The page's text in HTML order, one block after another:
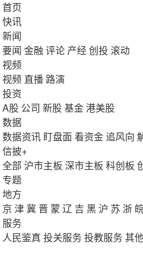
首页
快讯
新闻
要闻 金融 评论 产经创投 滚动
视频
视频 直播 路演
投资
A股 公司 新股基金港美股
数据
数据资讯 盯盘面看资金追风向
信披+
全部 沪市主板 深市主板 科创板
专题
地方
京 津冀 晋 蒙 辽 吉 黑沪 苏 浙
服务
人民鉴真投关服务投教服务其